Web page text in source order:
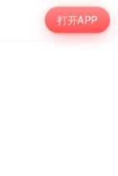
打开APP